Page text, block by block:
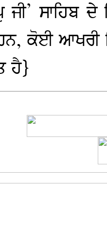
ਜੀ’
ਕੋਈ ਆਖਰੀ
ਹੈ}